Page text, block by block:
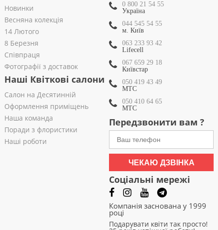
Новинки
Весняна колекція
14 Лютого
8 Березня
Співпраця
Фотографії з доставок
Наші Квіткові салони
Салон на Десятинній
Оформлення приміщень
Наша команда
Поради з флористики
Наші роботи
0 800 21 54 55
Україна
044 545 54 55
м. Київ
063 233 93 42
Lifecell
067 659 29 18
Київстар
050 419 43 49
МТС
050 410 64 65
МТС
Передзвонити вам ?
ЧЕКАЮ ДЗВІНКА
Соціальні мережі
Компанія заснована у 1999
році
Подарувати квіти так просто!